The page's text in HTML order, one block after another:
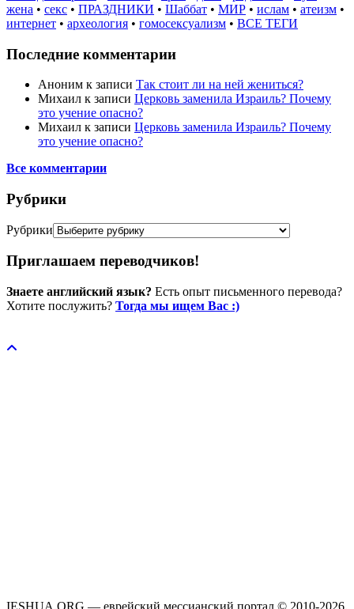
жена • секс • ПРАЗДНИКИ • Шаббат • МИР • ислам • атеизм •
интернет • археология • гомосексуализм • ВСЕ ТЕГИ
Последние комментарии
Аноним к записи Так стоит ли на ней жениться?
Михаил к записи Церковь заменила Израиль? Почему
это учение опасно?
Михаил к записи Церковь заменила Израиль? Почему
это учение опасно?
Все комментарии
Рубрики
Рубрики
Приглашаем переводчиков!
Знаете английский язык? Есть опыт письменного перевода?
Хотите послужить? Тогда мы ищем Вас :)
IESHUA.ORG — еврейский мессианский портал © 2010-2026.